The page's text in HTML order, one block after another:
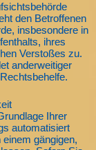
den Betroffenen
insbesondere in
ihres
Verstoßes zu.
anderweitiger
Ihrer
automatisiert
gängigen,